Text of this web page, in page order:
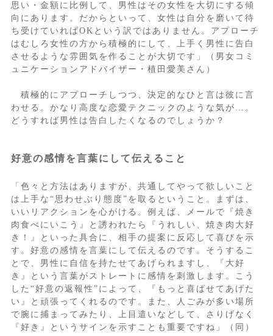
思い・金額に比例して、男性はその女性を大切にする傾
向にあります。だからといって、女性は自分を磨いて待
ち受けていればOKという訳ではありません。アプローチ
はむしろ女性の方から積極的にして、上手く男性に告白
させるような雰囲気を作ることが大切です」（男女コミ
ュニケーションアドバイザー・植田愛美さん）
積極的にアプローチしつつ、決定的なひと言は彼に言
わせる。かなり高度な恋愛テクニックのような気が…。
どうすれば男性は告白したくなるのでしょうか？
好意の感情を言葉にして伝えること
「色々と方法はありますが、共通してやって欲しいこと
は上手な“思わせぶり態度”を取るということ。まずは、
いいリアクションを心がける。例えば、メールで『焼き
肉食べにいこう』と誘われたら『うれしい、焼き肉大好
き！』といった具合に、相手の提案に反応して喜びを示
す。好意の感情を言葉にして伝えるのです。そうするこ
とで、男性に自信を持たせてあげられますし、『大好
き』という言葉がストレートに感情を刺激します。こう
した“好意の返報性”によって、『もっと喜ばせてあげた
い』と頑張ってくれるのです。また、人ごみが多い場所
で腕に捕まってみたり、上目遣いなどして、さりげなく
『好き』というサインを示すことも重要ですね」（同）